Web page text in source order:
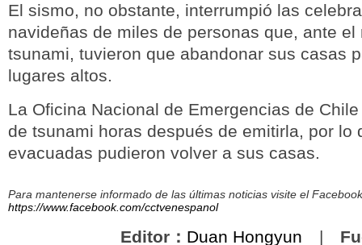
El sismo, no obstante, interrumpió las
navideñas de miles de personas que, ante el
tsunami, tuvieron que abandonar sus casas
lugares altos.
La Oficina Nacional de Emergencias de
de tsunami horas después de emitirla, por lo
evacuadas pudieron volver a sus casas.
Para mantenerse informado de las últimas noticias visite el
https://www.facebook.com/cctvenespanol
Editor： Duan Hongyun |